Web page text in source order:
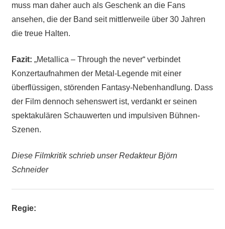
muss man daher auch als Geschenk an die Fans
ansehen, die der Band seit mittlerweile über 30 Jahren
die treue Halten.
Fazit: „Metallica – Through the never“ verbindet
Konzertaufnahmen der Metal-Legende mit einer
überflüssigen, störenden Fantasy-Nebenhandlung. Dass
der Film dennoch sehenswert ist, verdankt er seinen
spektakulären Schauwerten und impulsiven Bühnen-
Szenen.
Diese Filmkritik schrieb unser Redakteur Björn
Schneider
Regie: